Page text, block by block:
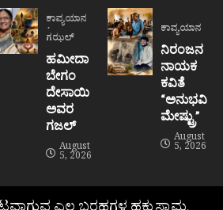
ಕಾವ್ಯಯಾನ
ಗಝಲ್
ಹಮೀದಾ
ಬೇಗಂ
ದೇಸಾಯಿ
ಅವರ
ಗಜಲ್
August
5, 2026
ಕಾವ್ಯಯಾನ
ನಿರಂಜನ
ನಾಯಕ
ಕವಿತೆ
“ಅನುಭವಿ
ಮೇಷ್ಟ್ರು”
August
5, 2026